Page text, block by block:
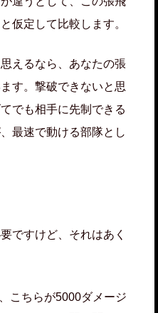
仮定して比較します。
えるなら、あなたの張
す。撃破できないと思
でも相手に先制できる
最速で動ける部隊とし
ですけど、それはあく
こちらが5000ダメージ